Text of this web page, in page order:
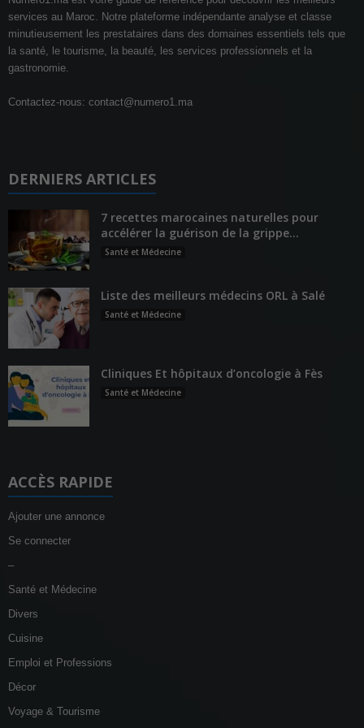
services au Maroc. Notre plateforme indépendante analyse et classe
minutieusement les prestataires dans des domaines essentiels tels que
la santé, le tourisme, la beauté, les services professionnels et la
gastronomie.
Contactez-nous: contact@numero1.ma
DERNIERS ARTICLES
7 recettes marocaines naturelles pour
accélérer la guérison de la grippe...
Santé et Médecine
Liste des meilleurs médecins ORL à Salé
Santé et Médecine
Cliniques Et hôpitaux d’oncologie à Fès
Santé et Médecine
ACCÈS RAPIDE
Ajouter une annonce
Se connecter
–
Santé et Médecine
Divers
Cuisine
Emploi et Professions
Décor
Voyage & Tourisme